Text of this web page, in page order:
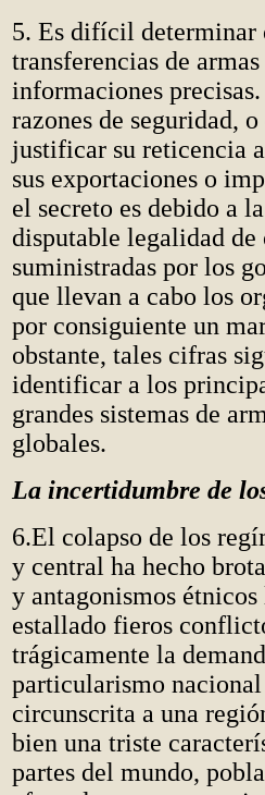
5. Es difícil determinar
transferencias de
informaciones
razones de seguridad,
justificar su reticencia
sus exportaciones o
el secreto es debido a
disputable legalidad de
suministradas por los
que llevan a cabo los
por consiguiente un
obstante, tales cifras
identificar a los
grandes sistemas de
globales.
La incertidumbre de
6.El colapso de los
y central ha hecho
y antagonismos étnicos
estallado fieros
trágicamente la
particularismo
circunscrita a una
bien una triste
partes del mundo,